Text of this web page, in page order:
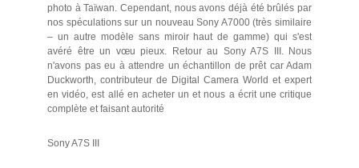
photo à Taïwan. Cependant, nous avons déjà été brûlés par
nos spéculations sur un nouveau Sony A7000 (très similaire
– un autre modèle sans miroir haut de gamme) qui s'est
avéré être un vœu pieux. Retour au Sony A7S III. Nous
n'avons pas eu à attendre un échantillon de prêt car Adam
Duckworth, contributeur de Digital Camera World et expert
en vidéo, est allé en acheter un et nous a écrit une critique
complète et faisant autorité
Sony A7S III